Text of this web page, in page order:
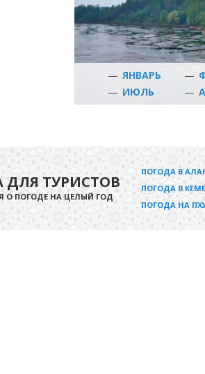
— ЯНВАРЬ —
— ИЮЛЬ —
ДЛЯ ТУРИСТОВ
О ПОГОДЕ НА ЦЕЛЫЙ ГОД
ПОГОДА В
ПОГОДА В
ПОГОДА НА